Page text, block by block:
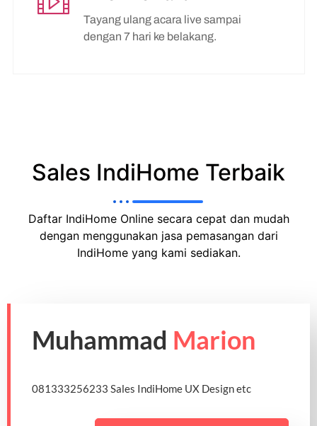
Tayang ulang acara live sampai
dengan 7 hari ke belakang.
Sales IndiHome Terbaik
Daftar IndiHome Online secara cepat dan mudah
dengan menggunakan jasa pemasangan dari
IndiHome yang kami sediakan.
Muhammad Marion
081333256233 Sales IndiHome UX Design etc